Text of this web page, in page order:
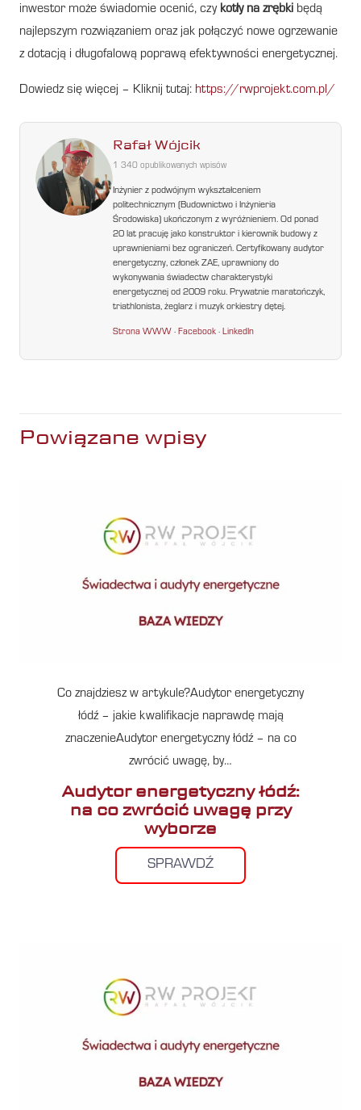
inwestor może świadomie ocenić, czy kotły na zrębki będą
najlepszym rozwiązaniem oraz jak połączyć nowe ogrzewanie
z dotacją i długofalową poprawą efektywności energetycznej.
Dowiedz się więcej – Kliknij tutaj: https://rwprojekt.com.pl/
Rafał Wójcik
1 340 opublikowanych wpisów
Inżynier z podwójnym wykształceniem
politechnicznym (Budownictwo i Inżynieria
Środowiska) ukończonym z wyróżnieniem. Od ponad
20 lat pracuję jako konstruktor i kierownik budowy z
uprawnieniami bez ograniczeń. Certyfikowany audytor
energetyczny, członek ZAE, uprawniony do
wykonywania świadectw charakterystyki
energetycznej od 2009 roku. Prywatnie maratończyk,
triathlonista, żeglarz i muzyk orkiestry dętej.
Strona WWW ·Facebook ·LinkedIn
Powiązane wpisy
Co znajdziesz w artykule?Audytor energetyczny
łódź – jakie kwalifikacje naprawdę mają
znaczenieAudytor energetyczny łódź – na co
zwrócić uwagę, by…
Audytor energetyczny łódź:
na co zwrócić uwagę przy
wyborze
SPRAWDŹ